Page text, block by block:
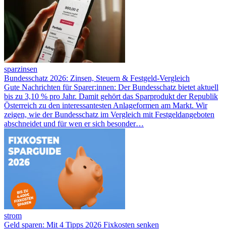
sparzinsen
Bundesschatz 2026: Zinsen, Steuern & Festgeld-Vergleich
Gute Nachrichten für Sparer:innen: Der Bundesschatz bietet aktuell
bis zu 3,10 % pro Jahr. Damit gehört das Sparprodukt der Republik
Österreich zu den interessantesten Anlageformen am Markt. Wir
zeigen, wie der Bundesschatz im Vergleich mit Festgeldangeboten
abschneidet und für wen er sich besonder…
strom
Geld sparen: Mit 4 Tipps 2026 Fixkosten senken